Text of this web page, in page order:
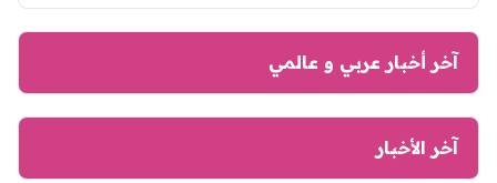
آخر أخبار عربي و عالمي
آخر الأخبار